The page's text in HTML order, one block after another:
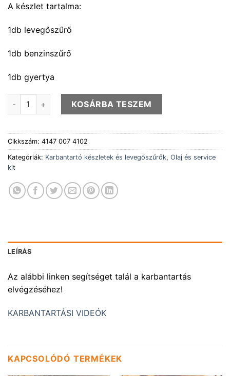
A készlet tartalma:
1db levegőszűrő
1db benzinszűrő
1db gyertya
SERVICE KIT 41 (FS240, FS360, FS410, FS460) mennyiség
KOSÁRBA TESZEM
Cikkszám: 4147 007 4102
Kategóriák: Karbantartó készletek és levegőszűrők, Olaj és service
kit
LEÍRÁS
Az alábbi linken segítséget talál a karbantartás
elvégzéséhez!
KARBANTARTÁSI VIDEÓK
KAPCSOLÓDÓ TERMÉKEK